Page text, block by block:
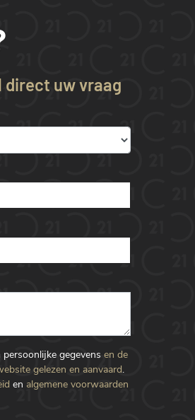
direct uw vraag
gegevens en de
gelezen en aanvaard.
en algemene voorwaarden